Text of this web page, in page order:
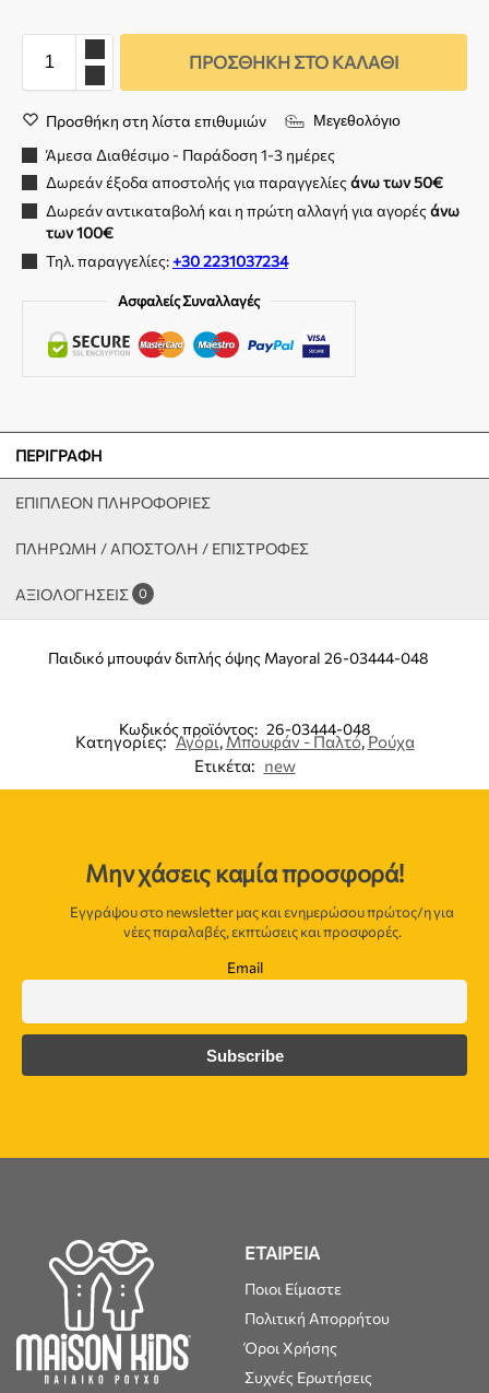
ΠΡΟΣΘΉΚΗ ΣΤΟ ΚΑΛΆΘΙ
Προσθήκη στη λίστα επιθυμιών Μεγεθολόγιο
Άμεσα Διαθέσιμο - Παράδοση 1-3 ημέρες
Δωρεάν έξοδα αποστολής για παραγγελίεςάνω των 50€
Δωρεάν αντικαταβολή και η πρώτη αλλαγή για αγορέςάνω
των 100€
Τηλ. παραγγελίες:+30 2231037234
Ασφαλείς Συναλλαγές
ΠΕΡΙΓΡΑΦΉ
ΕΠΙΠΛΈΟΝ ΠΛΗΡΟΦΟΡΊΕΣ
ΠΛΗΡΩΜΗ / ΑΠΟΣΤΟΛΗ / ΕΠΙΣΤΡΟΦΕΣ
ΑΞΙΟΛΟΓΉΣΕΙΣ 0
Παιδικό μπουφάν διπλής όψης Mayoral 26-03444-048
Κωδικός προϊόντος: 26-03444-048
Κατηγορίες: Αγόρι,Μπουφάν - Παλτό,Ρούχα
Ετικέτα: new
Μην χάσεις καμία προσφορά!
Εγγράψου στο newsletter μας και ενημερώσου πρώτος/η για
νέες παραλαβές, εκπτώσεις και προσφορές.
Email
ΕΤΑΙΡΕΙΑ
Ποιοι Είμαστε
Πολιτική Απορρήτου
Όροι Χρήσης
Συχνές Ερωτήσεις